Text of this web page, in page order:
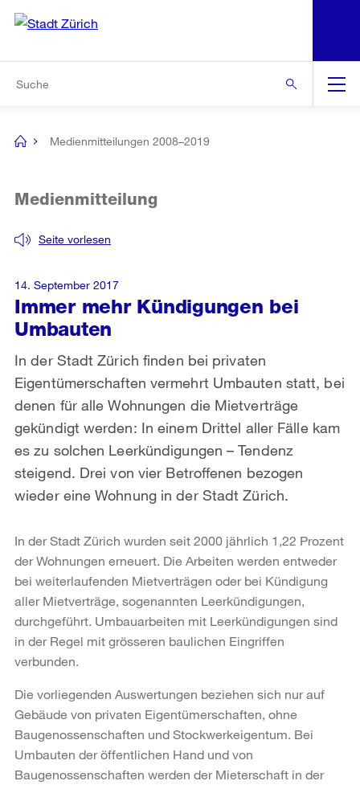
Navigation
[no
Medienmitteilungen 2008–2019
Immer mehr Kündigungen bei
Umbauten
Seite vorlesen
Medienmitteilung
In der Stadt Zürich finden bei privaten
Eigentümerschaften vermehrt Umbauten statt, bei
denen für alle Wohnungen die Mietverträge
gekündigt werden: In einem Drittel aller Fälle kam
es zu solchen Leerkündigungen – Tendenz
steigend. Drei von vier Betroffenen bezogen
wieder eine Wohnung in der Stadt Zürich.
14. September 2017
In der Stadt Zürich wurden seit 2000 jährlich 1,22 Prozent
der Wohnungen erneuert. Die Arbeiten werden entweder
bei weiterlaufenden Mietverträgen oder bei Kündigung
aller Mietverträge, sogenannten Leerkündigungen,
durchgeführt. Umbauarbeiten mit Leerkündigungen sind
in der Regel mit grösseren baulichen Eingriffen
verbunden.
Die vorliegenden Auswertungen beziehen sich nur auf
Gebäude von privaten Eigentümerschaften, ohne
Baugenossenschaften und Stockwerkeigentum. Bei
Umbauten der öffentlichen Hand und von
Baugenossenschaften werden der Mieterschaft in der